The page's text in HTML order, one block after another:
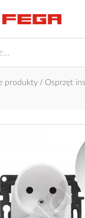
produkty Osprzęt